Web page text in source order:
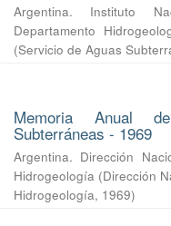
Argentina. Instituto
Departamento
(Servicio de Aguas
Memoria Anual
Subterráneas - 1969
Argentina. Dirección
Hidrogeología (Dirección
Hidrogeología, 1969)